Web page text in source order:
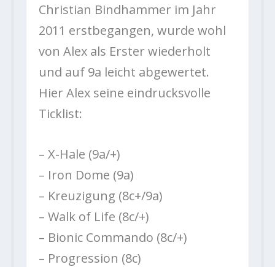
Christian Bindhammer im Jahr
2011 erstbegangen, wurde wohl
von Alex als Erster wiederholt
und auf 9a leicht abgewertet.
Hier Alex seine eindrucksvolle
Ticklist:
– X-Hale (9a/+)
– Iron Dome (9a)
– Kreuzigung (8c+/9a)
– Walk of Life (8c/+)
– Bionic Commando (8c/+)
– Progression (8c)